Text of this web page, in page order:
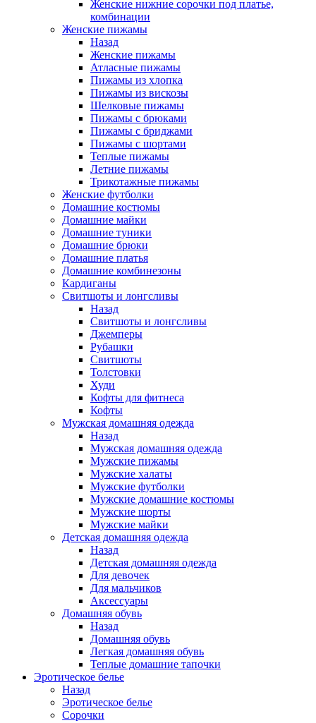
Женские нижние сорочки под платье,
комбинации
Женские пижамы
Назад
Женские пижамы
Атласные пижамы
Пижамы из хлопка
Пижамы из вискозы
Шелковые пижамы
Пижамы с брюками
Пижамы с бриджами
Пижамы с шортами
Теплые пижамы
Летние пижамы
Трикотажные пижамы
Женские футболки
Домашние костюмы
Домашние майки
Домашние туники
Домашние брюки
Домашние платья
Домашние комбинезоны
Кардиганы
Свитшоты и лонгсливы
Назад
Свитшоты и лонгсливы
Джемперы
Рубашки
Свитшоты
Толстовки
Худи
Кофты для фитнеса
Кофты
Мужская домашняя одежда
Назад
Мужская домашняя одежда
Мужские пижамы
Мужские халаты
Мужские футболки
Мужские домашние костюмы
Мужские шорты
Мужские майки
Детская домашняя одежда
Назад
Детская домашняя одежда
Для девочек
Для мальчиков
Аксессуары
Домашняя обувь
Назад
Домашняя обувь
Легкая домашняя обувь
Теплые домашние тапочки
Эротическое белье
Назад
Эротическое белье
Сорочки